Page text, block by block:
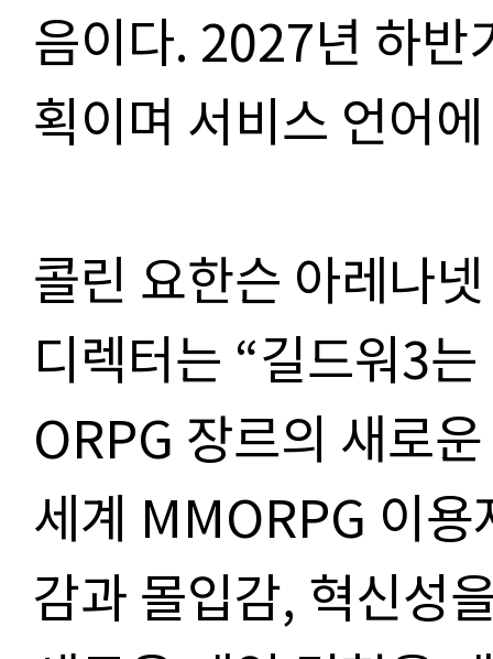
음이다. 2027년 하반
획이며 서비스 언어
콜린 요한슨 아레나
디렉터는 “길드워3
ORPG 장르의 새로
세계 MMORPG 이
감과 몰입감, 혁신성